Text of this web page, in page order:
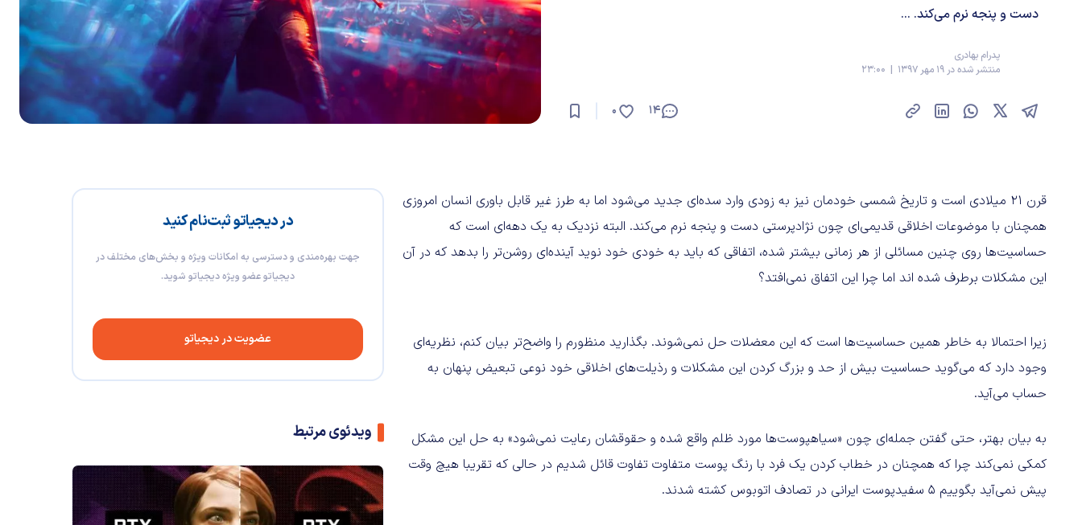
دست و پنجه نرم می‌کند. ...
پدرام بهادری
منتشر شده در 19 مهر 1397 | 23:00
14
0
در دیجیاتو ثبت‌نام کنید
جهت بهره‌مندی و دسترسی به امکانات ویژه و بخش‌های مختلف در
دیجیاتو عضو ویژه دیجیاتو شوید.
عضویت در دیجیاتو
ویدئوی مرتبط
قرن 21 میلادی است و تاریخ شمسی خودمان نیز به زودی وارد سده‌ای جدید می‌شود اما به طرز غیر قابل باوری انسان امروزی
همچنان با موضوعات اخلاقی قدیمی‌ای چون نژادپرستی دست و پنجه نرم می‌کند. البته نزدیک به یک دهه‌ای است که
حساسیت‌ها روی چنین مسائلی از هر زمانی بیشتر شده، اتفاقی که باید به خودی خود نوید آینده‌ای روشن‌تر را بدهد که در آن
این مشکلات برطرف شده اند اما چرا این اتفاق نمی‌افتد؟
زیرا احتمالا به خاطر همین حساسیت‌ها است که این معضلات حل نمی‌شوند. بگذارید منظورم را واضح‌تر بیان کنم، نظریه‌ای
وجود دارد که می‌گوید حساسیت بیش از حد و بزرگ کردن این مشکلات و رذیلت‌های اخلاقی خود نوعی تبعیض پنهان به
حساب می‌آید.
به بیان بهتر، حتی گفتن جمله‌ای چون «سیاهپوست‌ها مورد ظلم واقع شده و حقوقشان رعایت نمی‌شود» به حل این مشکل
کمکی نمی‌کند چرا که همچنان در خطاب کردن یک فرد با رنگ پوست متفاوت تفاوت قائل شدیم در حالی که تقریبا هیچ وقت
پیش نمی‌آید بگوییم 5 سفیدپوست ایرانی در تصادف اتوبوس کشته شدند.